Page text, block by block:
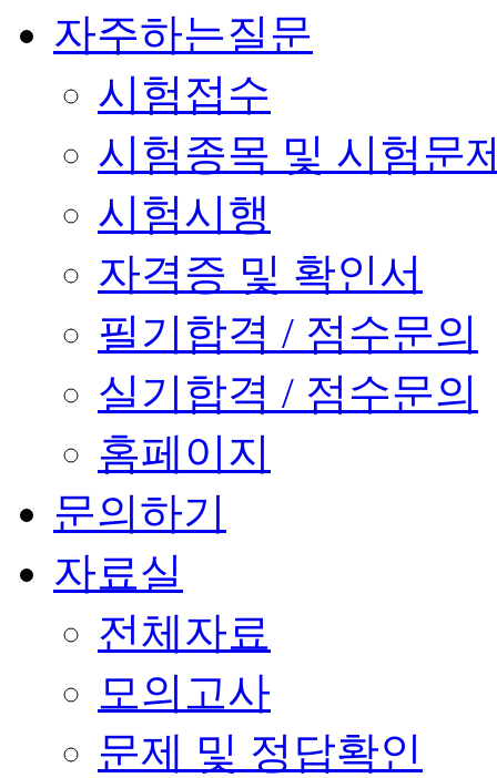
자주하는질문
시험접수
시험종목 및 시험문
시험시행
자격증 및 확인서
필기합격 / 점수문의
실기합격 / 점수문의
홈페이지
문의하기
자료실
전체자료
모의고사
문제 및 정답확인